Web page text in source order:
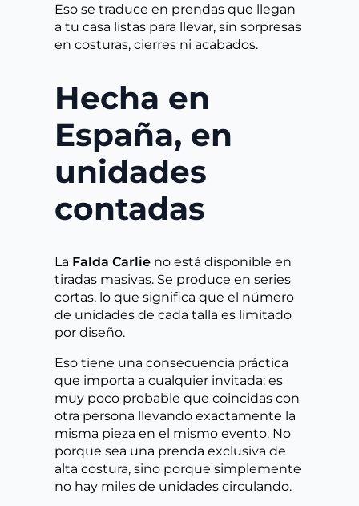
Eso se traduce en prendas que llegan
a tu casa listas para llevar, sin sorpresas
en costuras, cierres ni acabados.
Hecha en
España, en
unidades
contadas
La Falda Carlie no está disponible en
tiradas masivas. Se produce en series
cortas, lo que significa que el número
de unidades de cada talla es limitado
por diseño.
Eso tiene una consecuencia práctica
que importa a cualquier invitada: es
muy poco probable que coincidas con
otra persona llevando exactamente la
misma pieza en el mismo evento. No
porque sea una prenda exclusiva de
alta costura, sino porque simplemente
no hay miles de unidades circulando.